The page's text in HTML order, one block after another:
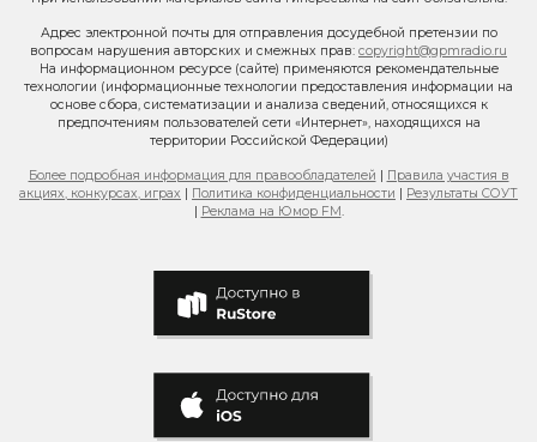
Адрес электронной почты для отправления досудебной претензии по
вопросам нарушения авторских и смежных прав: copyright@gpmradio.ru
На информационном ресурсе (сайте) применяются рекомендательные
технологии (информационные технологии предоставления информации на
основе сбора, систематизации и анализа сведений, относящихся к
предпочтениям пользователей сети «Интернет», находящихся на
территории Российской Федерации)
Более подробная информация для правообладателей | Правила участия в
акциях, конкурсах, играх | Политика конфиденциальности | Результаты СОУТ
| Реклама на Юмор FM.